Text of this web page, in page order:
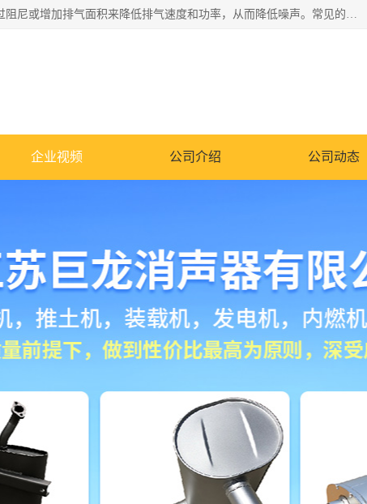
消音器主要用于降低机械设备或枪械等产生的噪声。它通过阻尼或增加排气面积来降低排气速度和功率，从而降低噪声。常见的消音器类型包括阻性消声器、抗性消声器、共振消声器以及阻抗复合式消声器等。这些消音器各有特点，适用于不同频率的噪声消除。
企业视频 公司介绍 公司动态